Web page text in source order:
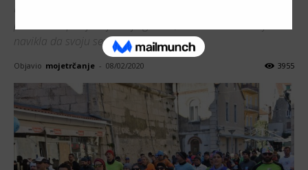
Iako se broj trka u Bosni i Hercegovini enormno povećao,
posebno u posljednje dvije godine, većina bh. trkača je
navikla da svoju sezonu otvori u Splitu.
Objavio mojetrčanje - 08/02/2020 3955